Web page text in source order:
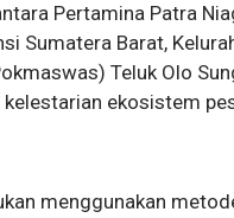
Pertamina Patra
Sumatera Barat,
Teluk Olo
ekosistem
menggunakan